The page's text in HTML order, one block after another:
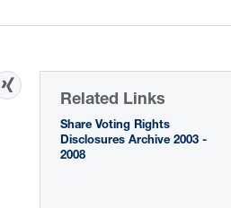
Related Links
Share Voting Rights
Disclosures Archive 2003 -
2008